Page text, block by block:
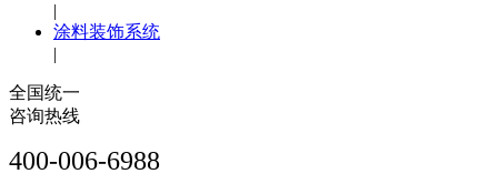
|
涂料装饰系统
|
全国统一
咨询热线
400-006-6988